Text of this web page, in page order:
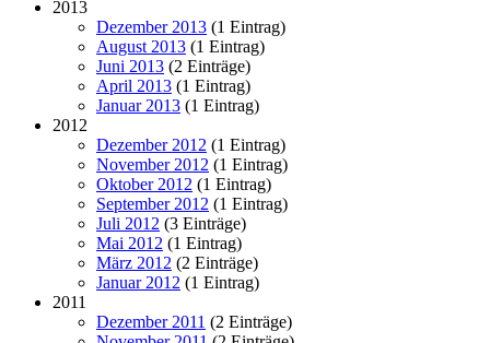
2013
Dezember 2013 (1 Eintrag)
August 2013 (1 Eintrag)
Juni 2013 (2 Einträge)
April 2013 (1 Eintrag)
Januar 2013 (1 Eintrag)
2012
Dezember 2012 (1 Eintrag)
November 2012 (1 Eintrag)
Oktober 2012 (1 Eintrag)
September 2012 (1 Eintrag)
Juli 2012 (3 Einträge)
Mai 2012 (1 Eintrag)
März 2012 (2 Einträge)
Januar 2012 (1 Eintrag)
2011
Dezember 2011 (2 Einträge)